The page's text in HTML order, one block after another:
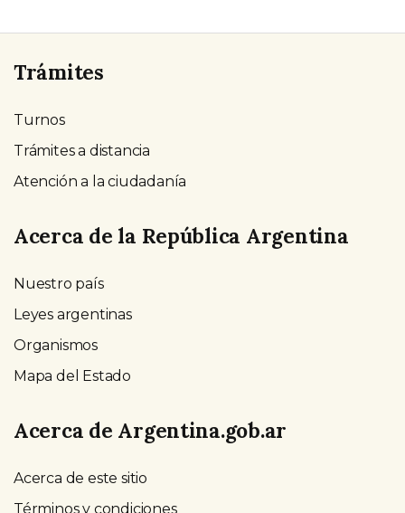
Trámites
Turnos
Trámites a distancia
Atención a la ciudadanía
Acerca de la República Argentina
Nuestro país
Leyes argentinas
Organismos
Mapa del Estado
Acerca de Argentina.gob.ar
Acerca de este sitio
Términos y condiciones